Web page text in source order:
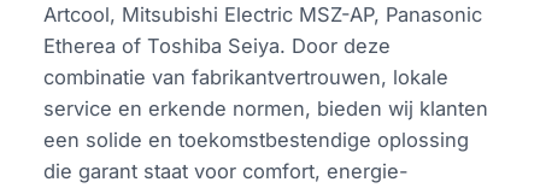
Artcool, Mitsubishi Electric MSZ-AP, Panasonic
Etherea of Toshiba Seiya. Door deze
combinatie van fabrikantvertrouwen, lokale
service en erkende normen, bieden wij klanten
een solide en toekomstbestendige oplossing
die garant staat voor comfort, energie-